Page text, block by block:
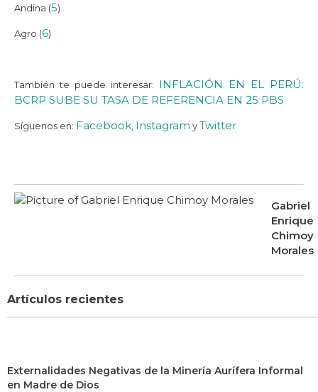
Andina (5)
Agro (6)
También te puede interesar: INFLACIÓN EN EL PERÚ:
BCRP SUBE SU TASA DE REFERENCIA EN 25 PBS
Síguenos en: Facebook, Instagram yTwitter
Gabriel
Enrique
Chimoy
Morales
Artículos recientes
Externalidades Negativas de la Minería Aurífera Informal
en Madre de Dios